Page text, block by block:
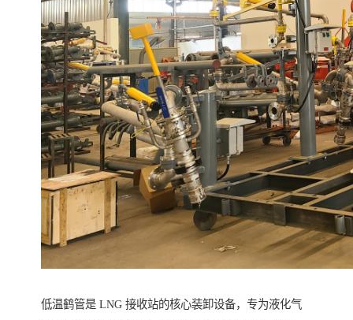
低温鹤管是 LNG 接收站的核心装卸设备，专为液化气